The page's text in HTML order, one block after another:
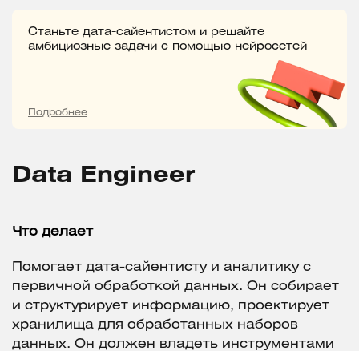
Станьте дата-сайентистом и решайте
амбициозные задачи с помощью нейросетей
Подробнее
Data Engineer
Что делает
Помогает дата-сайентисту и аналитику с
первичной обработкой данных. Он собирает
и структурирует информацию, проектирует
хранилища для обработанных наборов
данных. Он должен владеть инструментами